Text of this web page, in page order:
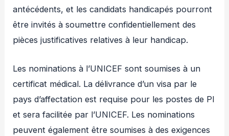
antécédents, et les candidats handicapés pourront
être invités à soumettre confidentiellement des
pièces justificatives relatives à leur handicap.
Les nominations à l’UNICEF sont soumises à un
certificat médical. La délivrance d’un visa par le
pays d’affectation est requise pour les postes de PI
et sera facilitée par l’UNICEF. Les nominations
peuvent également être soumises à des exigences